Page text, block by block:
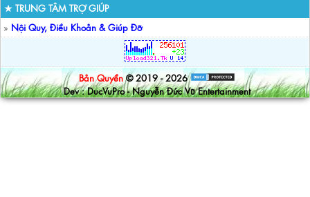
★ TRUNG TÂM TRỢ GIÚP
» Nội Quy, Điều Khoản & Giúp Đỡ
Bản Quyền © 2019 - 2026
Dev : DucVuPro - Nguyễn Đức Vũ Entertainment